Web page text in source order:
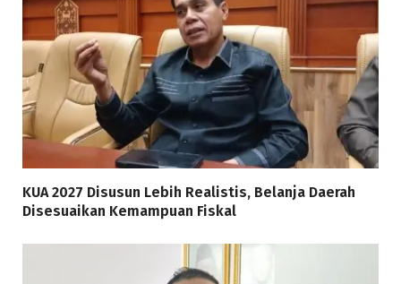
KUA 2027 Disusun Lebih Realistis, Belanja Daerah
Disesuaikan Kemampuan Fiskal